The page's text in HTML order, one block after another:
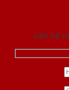
Liên hệ